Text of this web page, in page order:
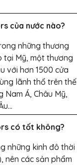
của nước nào?
những thương
tại Mỹ, một thương
với hơn 1500 cửa
lãnh thổ trên thế
Nam Á, Châu Mỹ,
có tốt không?
những kinh đô thời
nên các sản phẩm